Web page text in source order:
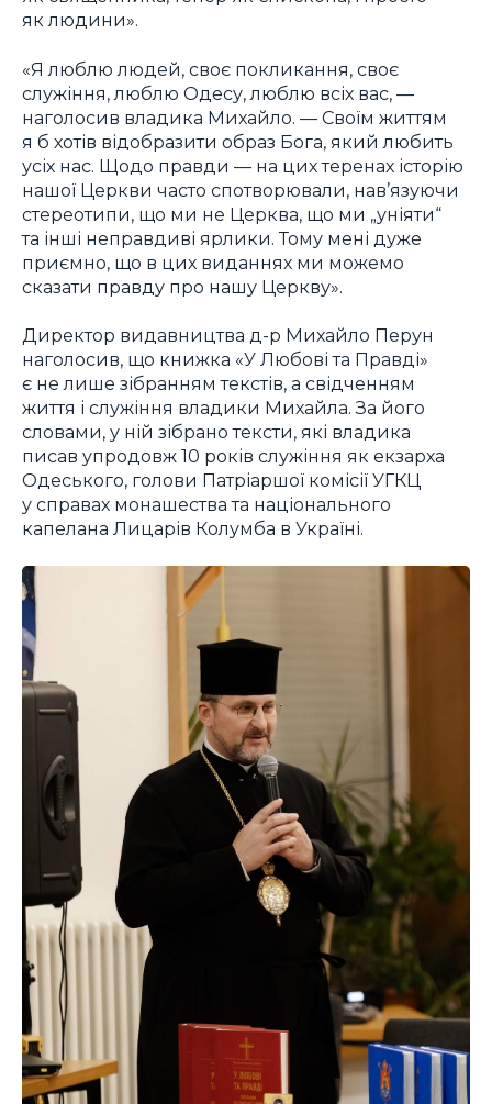
як людини».
«Я люблю людей, своє покликання, своє
служіння, люблю Одесу, люблю всіх вас, —
наголосив владика Михайло. — Своїм життям
я б хотів відобразити образ Бога, який любить
усіх нас. Щодо правди — на цих теренах історію
нашої Церкви часто спотворювали, нав’язуючи
стереотипи, що ми не Церква, що ми „уніяти“
та інші неправдиві ярлики. Тому мені дуже
приємно, що в цих виданнях ми можемо
сказати правду про нашу Церкву».
Директор видавництва д-р Михайло Перун
наголосив, що книжка «У Любові та Правді»
є не лише зібранням текстів, а свідченням
життя і служіння владики Михайла. За його
словами, у ній зібрано тексти, які владика
писав упродовж 10 років служіння як екзарха
Одеського, голови Патріаршої комісії УГКЦ
у справах монашества та національного
капелана Лицарів Колумба в Україні.